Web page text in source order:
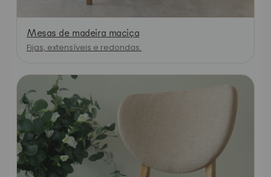
Mesas de madeira maciça
Fijas, extensíveis e redondas.